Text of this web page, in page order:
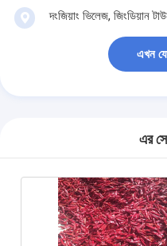
দংজিয়াং ভিলেজ, জিংডিয়ান
এখন
এর